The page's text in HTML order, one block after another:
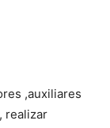
,auxiliares
realizar